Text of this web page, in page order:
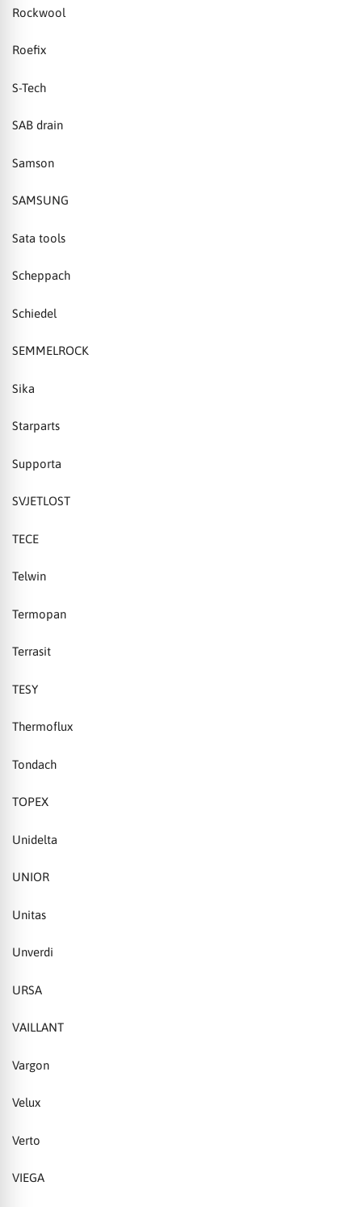
Rockwool
Roefix
S-Tech
SAB drain
Samson
SAMSUNG
Sata tools
Scheppach
Schiedel
SEMMELROCK
Sika
Starparts
Supporta
SVJETLOST
TECE
Telwin
Termopan
Terrasit
TESY
Thermoflux
Tondach
TOPEX
Unidelta
UNIOR
Unitas
Unverdi
URSA
VAILLANT
Vargon
Velux
Verto
VIEGA